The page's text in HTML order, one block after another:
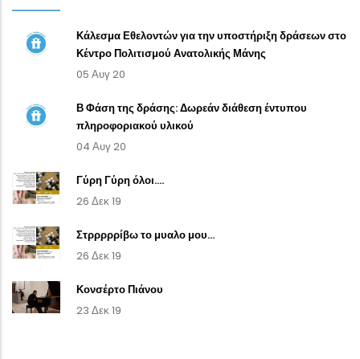
Κάλεσμα Εθελοντών για την υποστήριξη δράσεων στο
Κέντρο Πολιτισμού Ανατολικής Μάνης
05 Αυγ 20
Β Φάση της δράσης: Δωρεάν διάθεση έντυπου
πληροφοριακού υλικού
04 Αυγ 20
Γύρη Γύρη όλοι....
26 Δεκ 19
Στρρρρρίβω το μυαλο μου...
26 Δεκ 19
Κονσέρτο Πιάνου
23 Δεκ 19